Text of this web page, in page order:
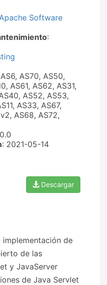
Software
:
AS70, AS50,
AS61, AS62, AS31,
AS52, AS53,
AS33, AS67,
AS68, AS72,
: 2021-05-14
Descargar
implementación de
de las
y JavaServer
de Java Servlet